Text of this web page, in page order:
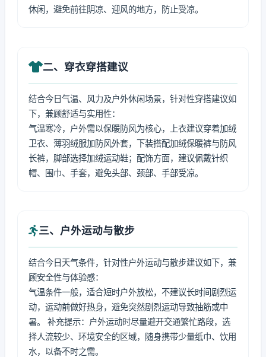
休闲，避免前往阴凉、迎风的地方，防止受凉。
二、穿衣穿搭建议
结合今日气温、风力及户外休闲场景，针对性穿搭建议如
下，兼顾舒适与实用性：
气温寒冷，户外需以保暖防风为核心，上衣建议穿着加绒
卫衣、薄羽绒服加防风外套，下装搭配加绒保暖裤与防风
长裤，脚部选择加绒运动鞋；配饰方面，建议佩戴针织
帽、围巾、手套，避免头部、颈部、手部受凉。
三、户外运动与散步
结合今日天气条件，针对性户外运动与散步建议如下，兼
顾安全性与体验感：
气温条件一般，适合短时户外放松，不建议长时间剧烈运
动，运动前做好热身，避免突然剧烈运动导致抽筋或中
暑。 补充提示：户外运动时尽量避开交通繁忙路段，选
择人流较少、环境安全的区域，随身携带少量纸巾、饮用
水，以备不时之需。